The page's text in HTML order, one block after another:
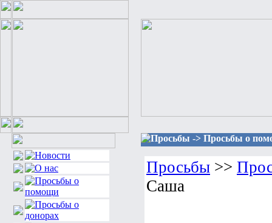
Просьбы -> Просьбы о
Просьбы >>
Саша